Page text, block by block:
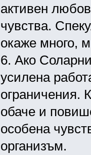
активен
чувства.
окаже много,
6. Ако
усилена
ограничения.
обаче и
особена
организъм.